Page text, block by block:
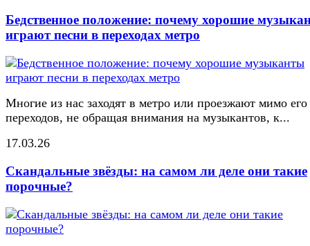
Бедственное положение: почему хорошие
играют песни в переходах метро
Многие из нас заходят в метро или проезжают мимо его
переходов, не обращая внимания на музыкантов, к...
17.03.26
Скандальные звёзды: на самом ли деле они такие
порочные?